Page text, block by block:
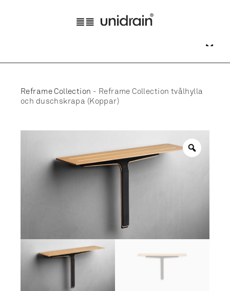
Reframe Collection - Reframe Collection tvålhylla
och duschskrapa (Koppar)